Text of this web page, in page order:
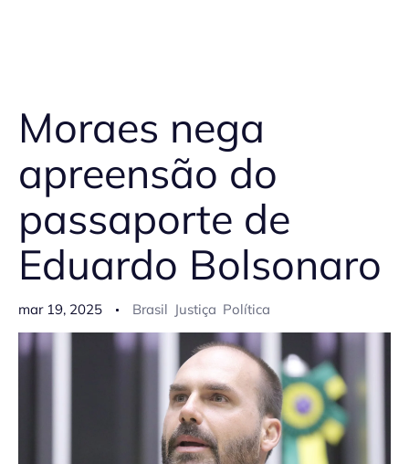
Moraes nega
apreensão do
passaporte de
Eduardo Bolsonaro
mar 19, 2025 Brasil Justiça Política